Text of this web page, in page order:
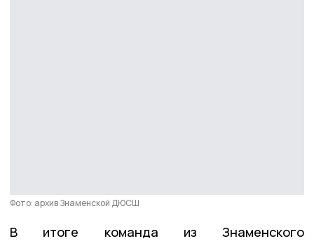
Фото: архив Знаменской ДЮСШ
В итоге команда из Знаменского